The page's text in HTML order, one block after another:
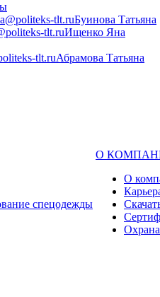
tlt.ruБуинова Татьяна
tlt.ruИщенко Яна
tlt.ruАбрамова Татьяна
спецодежды
О
О
Охрана